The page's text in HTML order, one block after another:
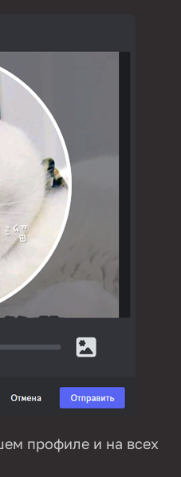
профиле и на всех